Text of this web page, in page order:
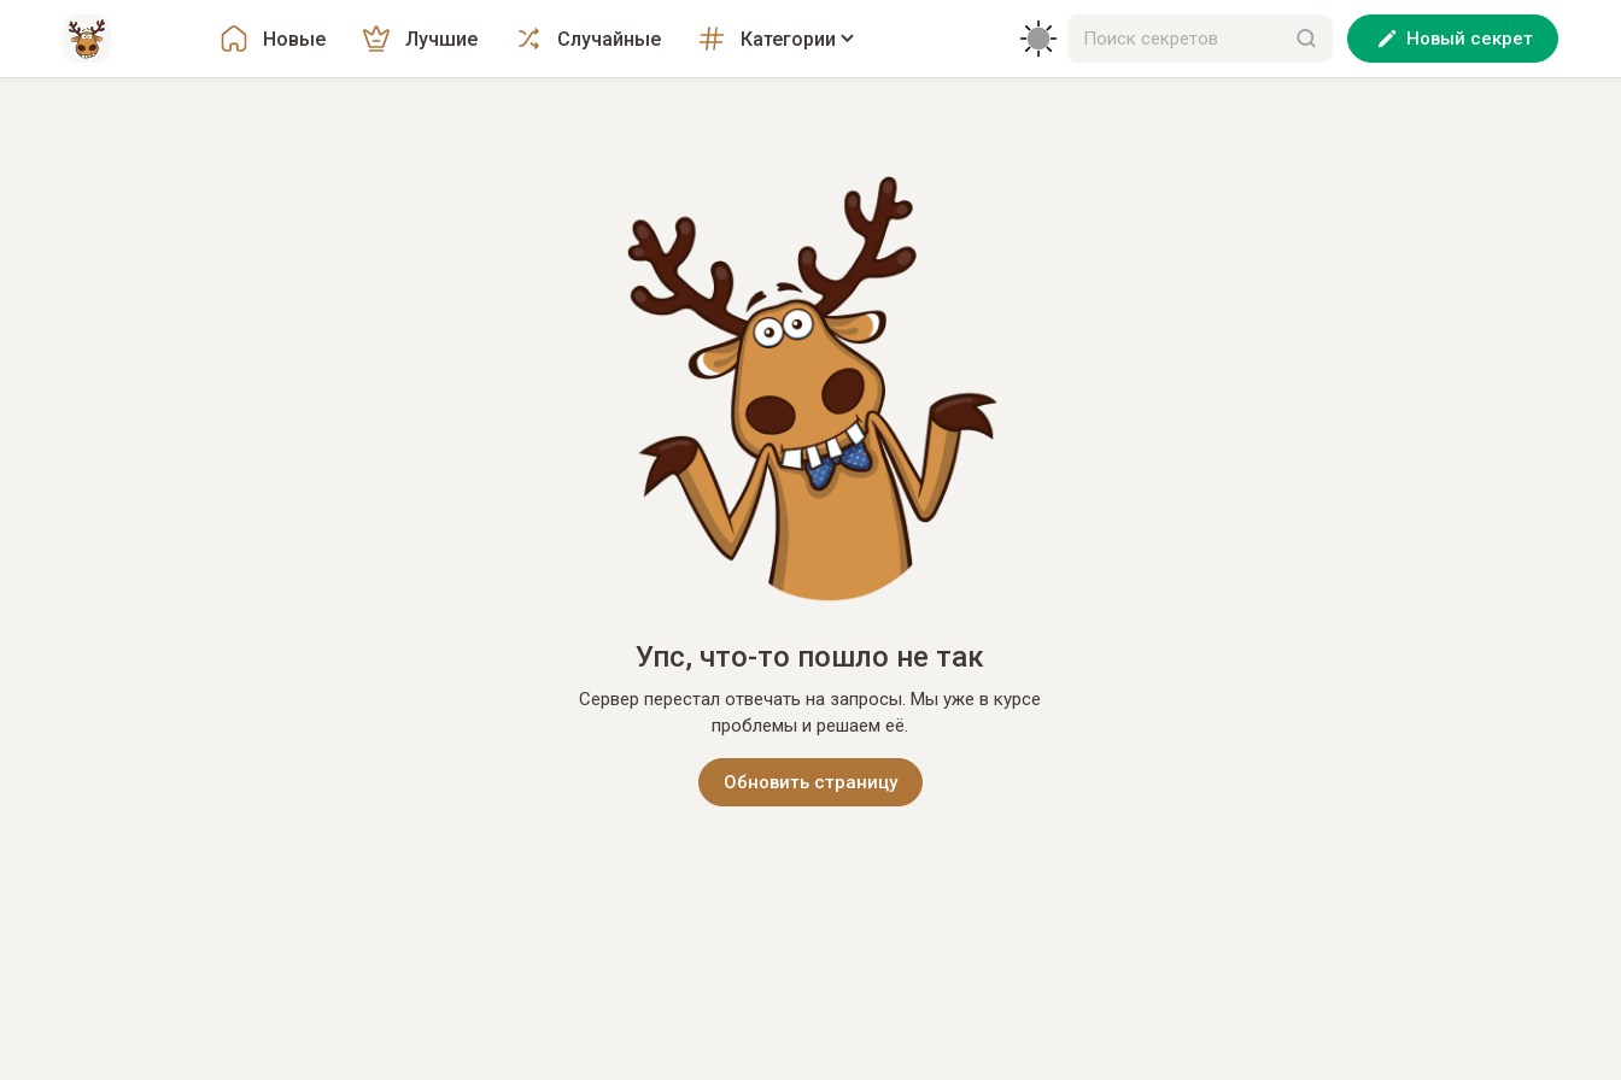
Новые Лучшие Случайные Категории Новый секрет
Упс, что-то пошло не так
Сервер перестал отвечать на запросы. Мы уже в курсе
проблемы и решаем её.
Обновить страницу